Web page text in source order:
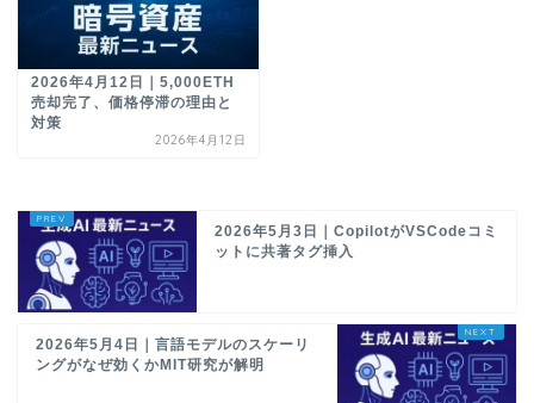
2026年4月12日｜5,000ETH
売却完了、価格停滞の理由と
対策
2026年4月12日
2026年5月3日｜CopilotがVSCodeコミ
ットに共著タグ挿入
2026年5月4日｜言語モデルのスケーリ
ングがなぜ効くかMIT研究が解明